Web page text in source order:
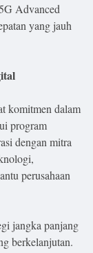
Advanced
yang jauh
komitmen dalam
program
dengan mitra
perusahaan
jangka panjang
berkelanjutan.